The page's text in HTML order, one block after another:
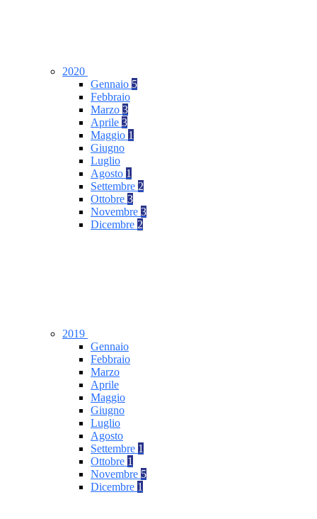
2020
Gennaio 5
Febbraio
Marzo 3
Aprile 3
Maggio 1
Giugno
Luglio
Agosto 1
Settembre 2
Ottobre 3
Novembre 3
Dicembre 2
2019
Gennaio
Febbraio
Marzo
Aprile
Maggio
Giugno
Luglio
Agosto
Settembre 1
Ottobre 1
Novembre 5
Dicembre 1